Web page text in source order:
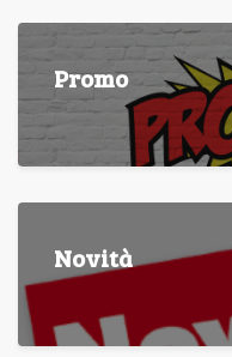
Promo
Novità